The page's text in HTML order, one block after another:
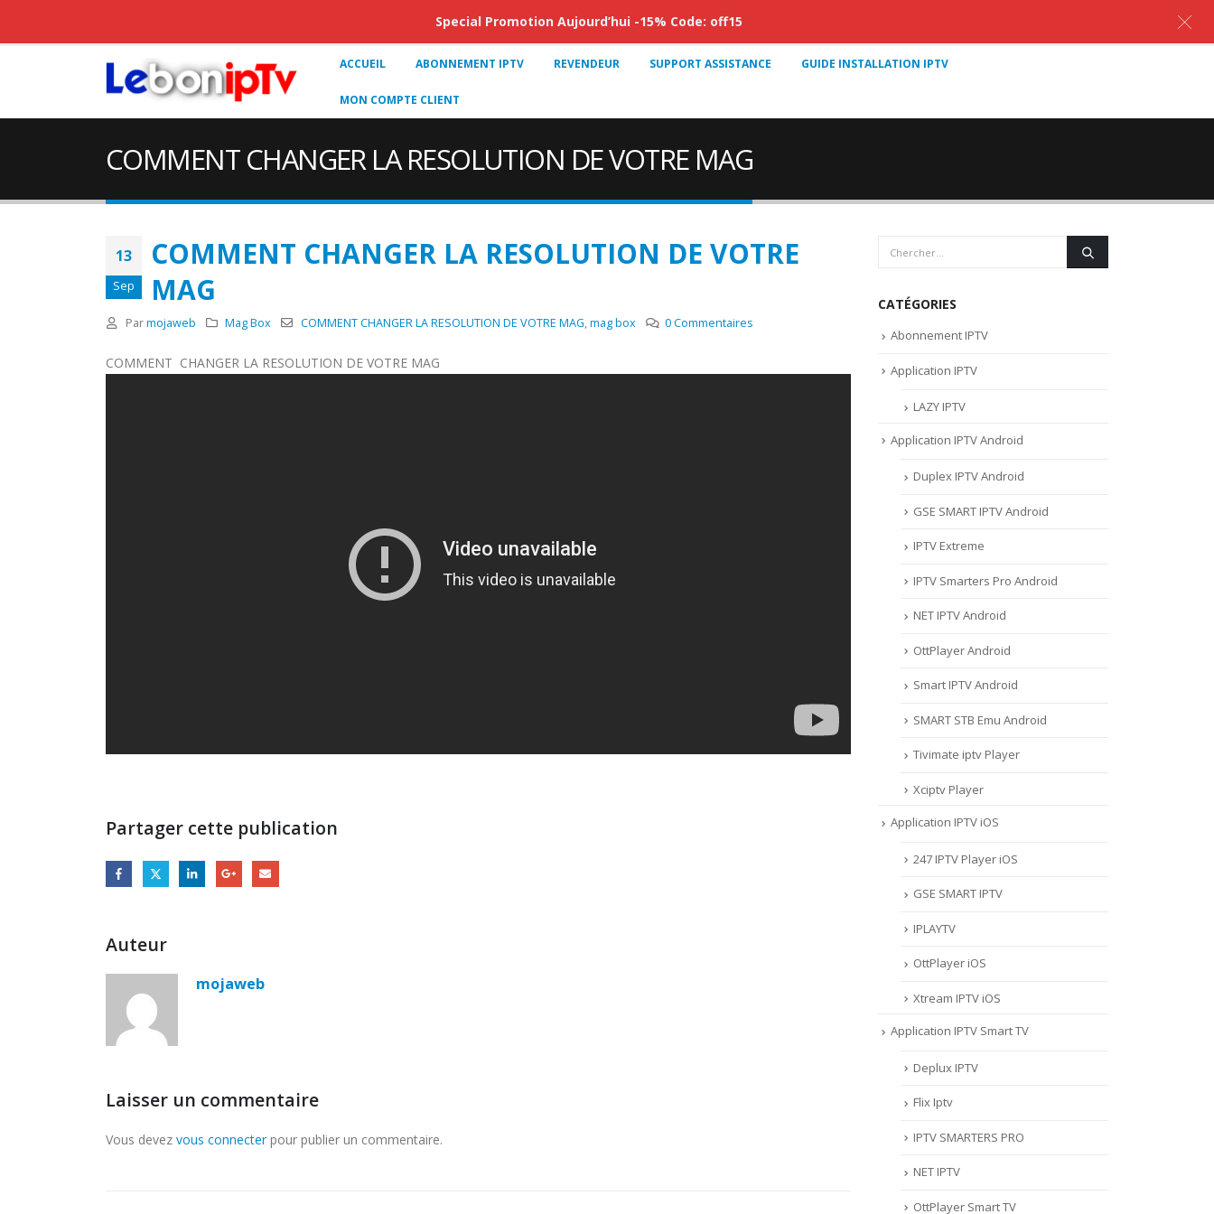
ACCUEIL ABONNEMENT IPTV REVENDEUR SUPPORT ASSISTANCE GUIDE INSTALLATION IPTV
MON COMPTE CLIENT
COMMENT CHANGER LA RESOLUTION DE VOTRE MAG
13
Sep
COMMENT CHANGER LA RESOLUTION DE VOTRE
MAG
Par mojaweb Mag Box COMMENT CHANGER LA RESOLUTION DE VOTRE MAG,mag box 0 Commentaires
COMMENT CHANGER LA RESOLUTION DE VOTRE MAG
Partager cette publication
Auteur
mojaweb
Laisser un commentaire
Vous devez vous connecterpour publier un commentaire.
CATÉGORIES
Abonnement IPTV
Application IPTV
LAZY IPTV
Application IPTV Android
Duplex IPTV Android
GSE SMART IPTV Android
IPTV Extreme
IPTV Smarters Pro Android
NET IPTV Android
OttPlayer Android
Smart IPTV Android
SMART STB Emu Android
Tivimate iptv Player
Xciptv Player
Application IPTV iOS
247 IPTV Player iOS
‎GSE SMART IPTV
IPLAYTV
OttPlayer iOS
Xtream IPTV iOS
Application IPTV Smart TV
Deplux IPTV
Flix Iptv
IPTV SMARTERS PRO
NET IPTV
OttPlayer Smart TV
Special Promotion Aujourd’hui -15% Code: off15